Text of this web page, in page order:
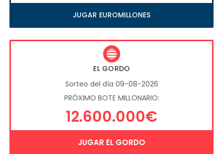
JUGAR EUROMILLONES
EL GORDO
Sorteo del día 09-08-2026
PRÓXIMO BOTE MILLONARIO:
12.600.000€
JUGAR EL GORDO